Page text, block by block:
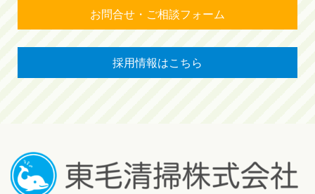
お問合せ・ご相談フォーム
採用情報はこちら